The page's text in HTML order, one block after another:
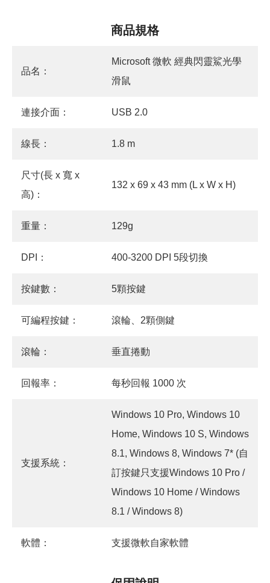
商品規格
品名：
Microsoft 微軟 經典閃靈鯊光學
滑鼠
連接介面： USB 2.0
線長： 1.8 m
尺寸(長 x 寬 x
高)：
132 x 69 x 43 mm (L x W x H)
重量： 129g
DPI： 400-3200 DPI 5段切換
按鍵數： 5顆按鍵
可編程按鍵： 滾輪、2顆側鍵
滾輪： 垂直捲動
回報率： 每秒回報 1000 次
支援系統：
Windows 10 Pro, Windows 10
Home, Windows 10 S, Windows
8.1, Windows 8, Windows 7* (自
訂按鍵只支援Windows 10 Pro /
Windows 10 Home / Windows
8.1 / Windows 8)
軟體： 支援微軟自家軟體